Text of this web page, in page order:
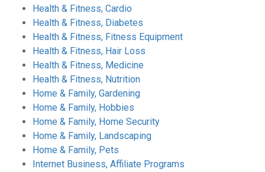
Health & Fitness, Cardio
Health & Fitness, Diabetes
Health & Fitness, Fitness Equipment
Health & Fitness, Hair Loss
Health & Fitness, Medicine
Health & Fitness, Nutrition
Home & Family, Gardening
Home & Family, Hobbies
Home & Family, Home Security
Home & Family, Landscaping
Home & Family, Pets
Internet Business, Affiliate Programs